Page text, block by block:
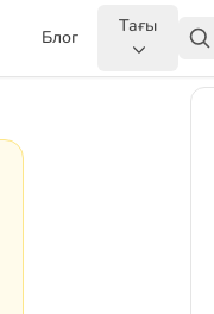
Блог
Тағы